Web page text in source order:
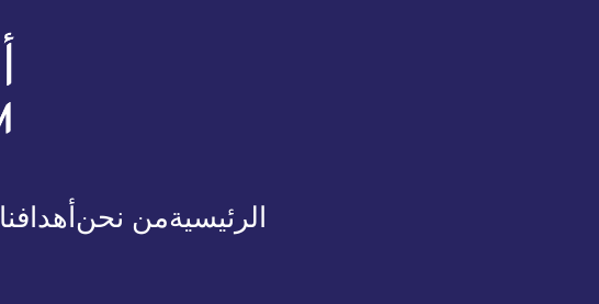
الرئيسيةمن نحنأهدافنا